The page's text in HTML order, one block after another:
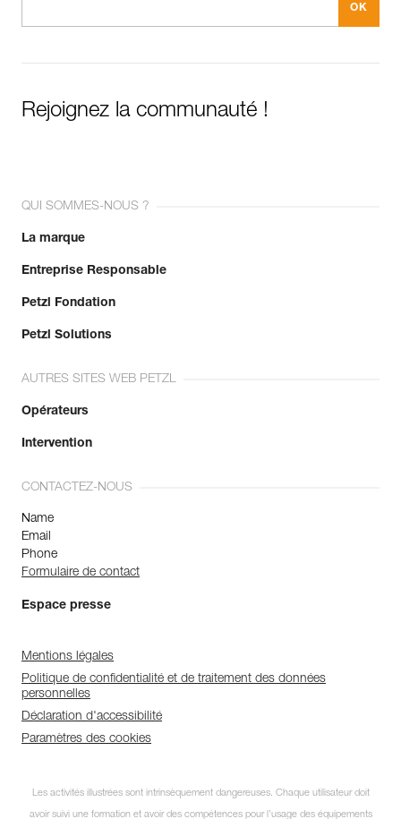
Rejoignez la communauté !
QUI SOMMES-NOUS ?
La marque
Entreprise Responsable
Petzl Fondation
Petzl Solutions
AUTRES SITES WEB PETZL
Opérateurs
Intervention
CONTACTEZ-NOUS
Name
Email
Phone
Formulaire de contact
Espace presse
Mentions légales
Politique de confidentialité et de traitement des données
personnelles
Déclaration d'accessibilité
Paramètres des cookies
Les activités illustrées sont intrinsèquement dangereuses. Chaque utilisateur doit
avoir suivi une formation et avoir des compétences pour l’usage des équipements